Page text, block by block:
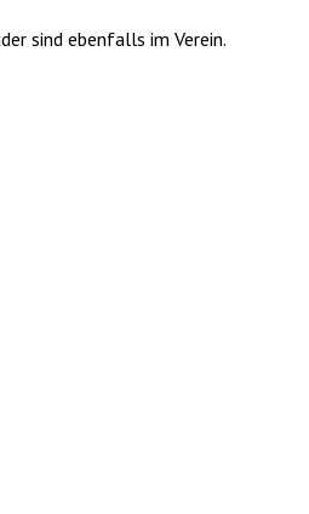
sind ebenfalls im Verein.